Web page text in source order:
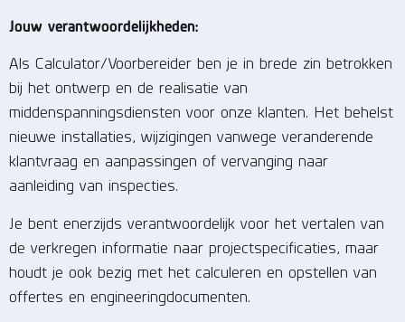
Jouw verantwoordelijkheden:
Als Calculator/Voorbereider ben je in brede zin betrokken
bij het ontwerp en de realisatie van
middenspanningsdiensten voor onze klanten. Het behelst
nieuwe installaties, wijzigingen vanwege veranderende
klantvraag en aanpassingen of vervanging naar
aanleiding van inspecties.
Je bent enerzijds verantwoordelijk voor het vertalen van
de verkregen informatie naar projectspecificaties, maar
houdt je ook bezig met het calculeren en opstellen van
offertes en engineeringdocumenten.